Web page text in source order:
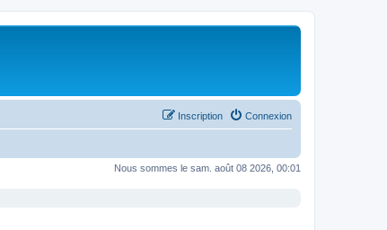
Connexion
Inscription
Nous sommes le sam. août 08 2026, 00:01